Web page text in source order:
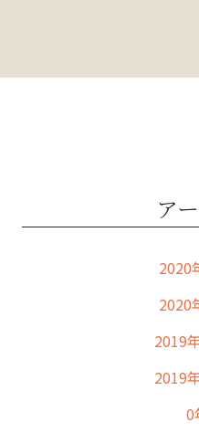
ア
2020
2020
2019
2019
0